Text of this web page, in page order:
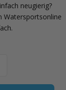
neugierig?
Watersportsonline